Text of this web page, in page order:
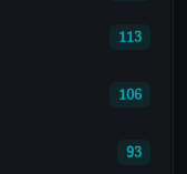
113
106
93